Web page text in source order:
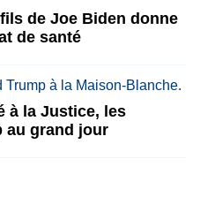
de Joe Biden donne
de santé
à la Justice, les
au grand jour